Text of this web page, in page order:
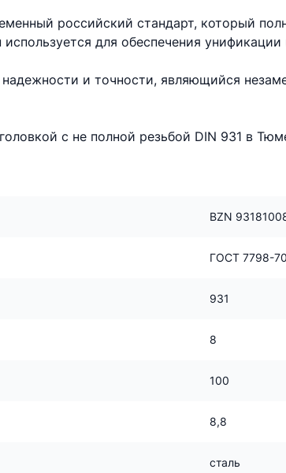
российский стандарт, который
для обеспечения
и точности, являющийся
с не полной резьбой DIN 931 в
BZN
ГОСТ 7798-
931
8
100
8,8
сталь